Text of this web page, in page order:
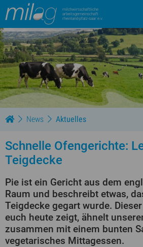
milchwirtschaftliche
arbeitsgemeinschaft
rheinland-pfalz-saar e.v.
News Aktuelles
Schnelle Ofengerichte:
Teigdecke
Pie ist ein Gericht aus dem
Raum und beschreibt etwas,
Teigdecke gegart wurde.
euch heute zeigt, ähnelt
zusammen mit einem bunten
vegetarisches Mittagessen.